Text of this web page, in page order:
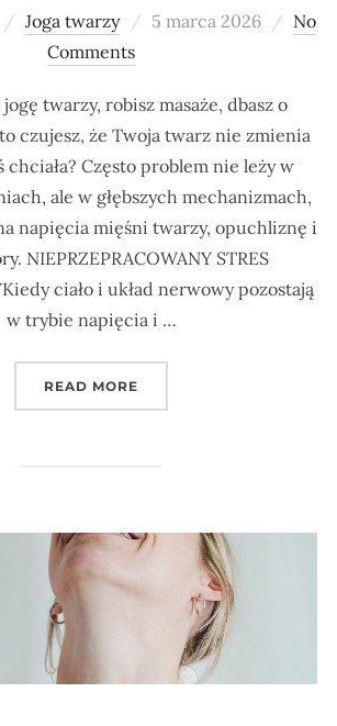
Joga twarzy
Posted
5 marca 2026
No
Comments
twarzy, robisz masaże, dbasz o
czujesz, że Twoja twarz nie zmienia
chciała? Często problem nie leży w
ale w głębszych mechanizmach,
napięcia mięśni twarzy, opuchliznę i
NIEPRZEPRACOWANY STRES
ciało i układ nerwowy pozostają
w trybie napięcia i …
READ MORE